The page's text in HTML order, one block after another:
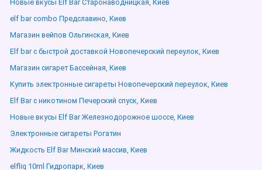
Новые вкусы Elf Bar Старонаводницкая, Киев
elf bar combo Предславино, Киев
Магазин вейпов Ольгинская, Киев
Elf bar с быстрой доставкой Новопечерский переулок, Киев
Магазин сигарет Бассейная, Киев
Купить электронные сигареты Новопечерский переулок, Киев
Elf Bar с никотином Печерский спуск, Киев
Новые вкусы Elf Bar Железнодорожное шоссе, Киев
Электронные сигареты Рогатин
Жидкость Elf Bar Минский массив, Киев
elfliq 10ml Гидропарк, Киев